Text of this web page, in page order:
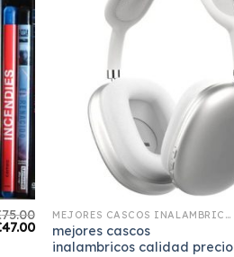
75.00
47.00
MEJORES CASCOS INALAMBRICOS CALIDAD PRECIO
mejores cascos
inalambricos calidad precio